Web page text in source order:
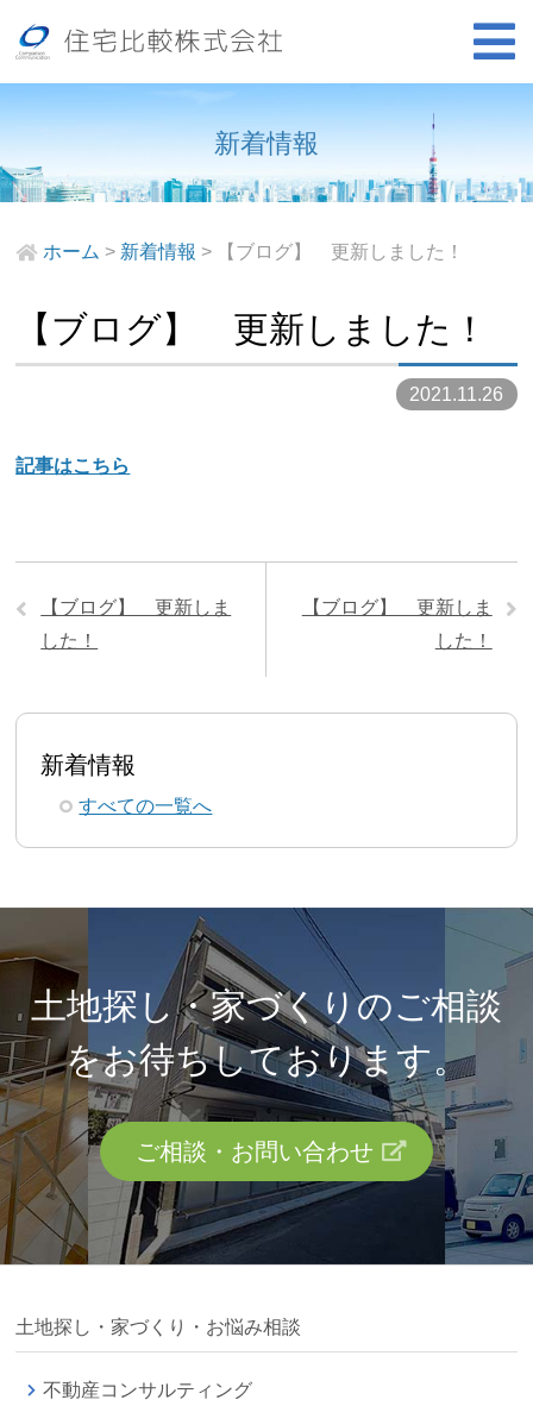
新着情報
ホーム > 新着情報 > 【ブログ】 更新しました！
【ブログ】 更新しました！
2021.11.26
記事はこちら
【ブログ】 更新しま
した！
【ブログ】 更新しま
した！
新着情報
すべての一覧へ
土地探し・家づくりのご相談
をお待ちしております。
ご相談・お問い合わせ
土地探し・家づくり・お悩み相談
不動産コンサルティング